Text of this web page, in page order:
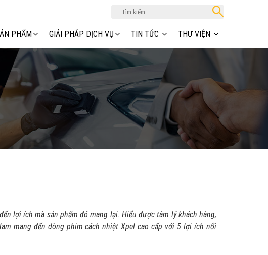
PHẨM GIẢI PHÁP DỊCH VỤ TIN TỨC THƯ VIỆN
lợi ích mà sản phẩm đó mang lại. Hiểu được tâm lý khách hàng,
mang đến dòng phim cách nhiệt Xpel cao cấp với 5 lợi ích nổi